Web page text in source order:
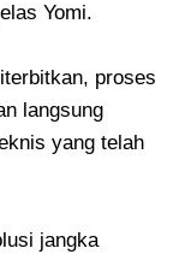
Yomi.
proses
langsung
yang telah
jangka